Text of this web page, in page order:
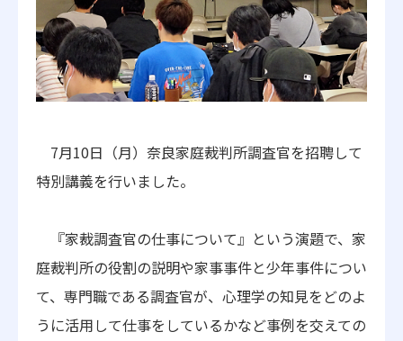
7月10日（月）奈良家庭裁判所調査官を招聘して
特別講義を行いました。
『家裁調査官の仕事について』という演題で、家
庭裁判所の役割の説明や家事事件と少年事件につい
て、専門職である調査官が、心理学の知見をどのよ
うに活用して仕事をしているかなど事例を交えての